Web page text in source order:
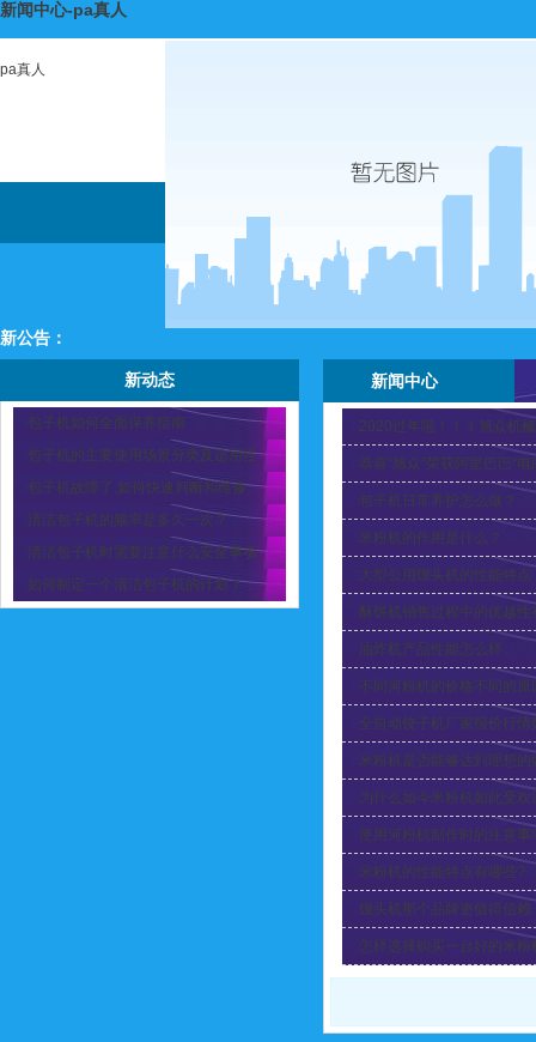
新闻中心-pa真人
pa真人
新公告：
新动态
包子机如何全面保养指南
包子机的主要使用场景分类及适用性
包子机故障了,如何快速判断和维修
清洁包子机的频率是多久一次？
清洁包子机时需要注意什么安全事项
如何制定一个清洁包子机的计划？
新闻中心
2020过年啦！！！旭众机
恭喜“旭众”荣获阿里巴巴“
包子机日常养护怎么做？
米粉机的作用是什么？
大型公用馒头机的性能特点
酥饼机销售过程中的优越性
油炸机产品性能怎么样
不同河粉机的价格不同的原
全自动饺子机厂家报价行情
米粉机是否能够达到理想的
为什么如今米粉机如此受欢
使用河粉机制作时的注意事
米粉机的性能特点有哪些?
馒头机那个品牌更值得信赖
怎样选择购买一台好的米粉